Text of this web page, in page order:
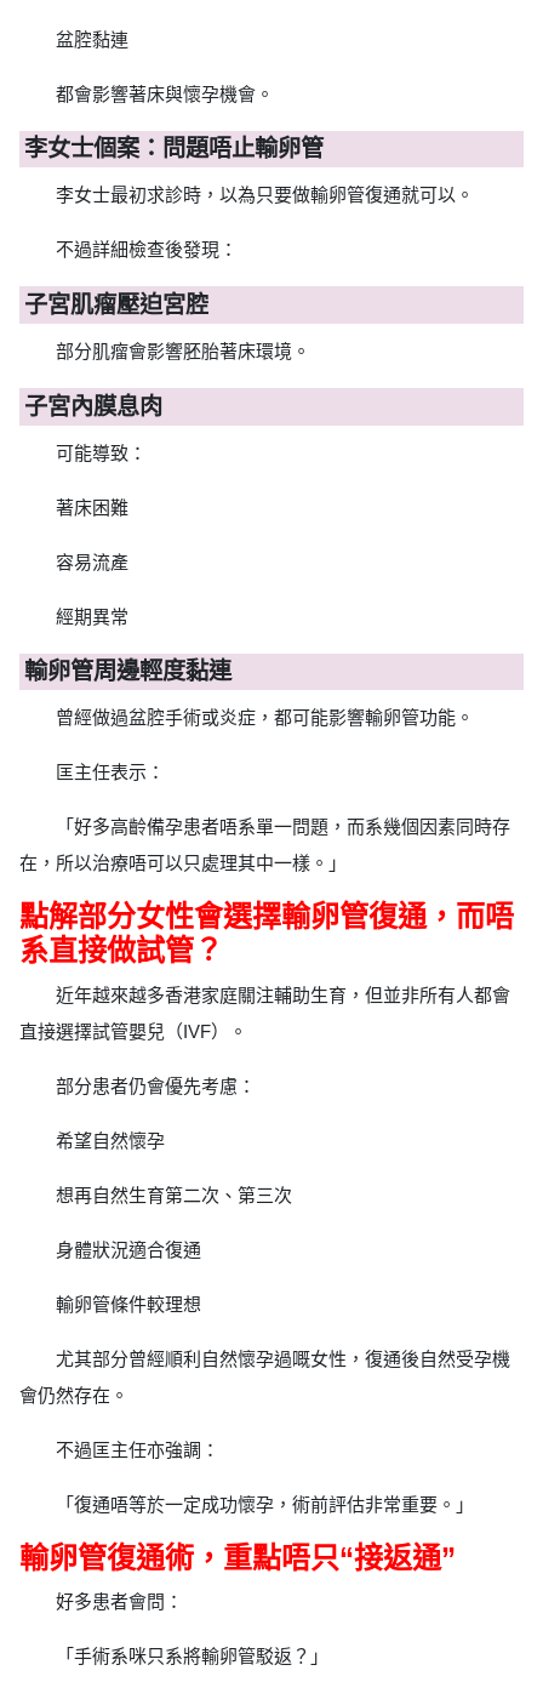
盆腔黏連
都會影響著床與懷孕機會。
李女士個案：問題唔止輸卵管
李女士最初求診時，以為只要做輸卵管復通就可以。
不過詳細檢查後發現：
子宮肌瘤壓迫宮腔
部分肌瘤會影響胚胎著床環境。
子宮內膜息肉
可能導致：
著床困難
容易流產
經期異常
輸卵管周邊輕度黏連
曾經做過盆腔手術或炎症，都可能影響輸卵管功能。
匡主任表示：
「好多高齡備孕患者唔系單一問題，而系幾個因素同時存
在，所以治療唔可以只處理其中一樣。」
點解部分女性會選擇輸卵管復通，而唔
系直接做試管？
近年越來越多香港家庭關注輔助生育，但並非所有人都會
直接選擇試管嬰兒（IVF）。
部分患者仍會優先考慮：
希望自然懷孕
想再自然生育第二次、第三次
身體狀況適合復通
輸卵管條件較理想
尤其部分曾經順利自然懷孕過嘅女性，復通後自然受孕機
會仍然存在。
不過匡主任亦強調：
「復通唔等於一定成功懷孕，術前評估非常重要。」
輸卵管復通術，重點唔只“接返通”
好多患者會問：
「手術系咪只系將輸卵管駁返？」